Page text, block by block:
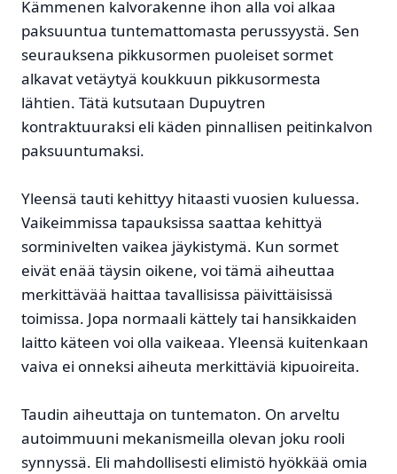
Kämmenen kalvorakenne ihon alla voi alkaa
paksuuntua tuntemattomasta perussyystä. Sen
seurauksena pikkusormen puoleiset sormet
alkavat vetäytyä koukkuun pikkusormesta
lähtien. Tätä kutsutaan Dupuytren
kontraktuuraksi eli käden pinnallisen peitinkalvon
paksuuntumaksi.
Yleensä tauti kehittyy hitaasti vuosien kuluessa.
Vaikeimmissa tapauksissa saattaa kehittyä
sorminivelten vaikea jäykistymä. Kun sormet
eivät enää täysin oikene, voi tämä aiheuttaa
merkittävää haittaa tavallisissa päivittäisissä
toimissa. Jopa normaali kättely tai hansikkaiden
laitto käteen voi olla vaikeaa. Yleensä kuitenkaan
vaiva ei onneksi aiheuta merkittäviä kipuoireita.
Taudin aiheuttaja on tuntematon. On arveltu
autoimmuuni mekanismeilla olevan joku rooli
synnyssä. Eli mahdollisesti elimistö hyökkää omia